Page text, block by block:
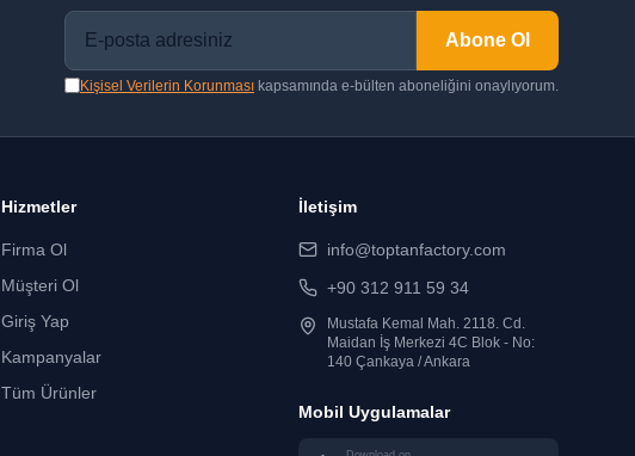
Abone Ol
Kişisel Verilerin Korunması kapsamında e-bülten aboneliğini onaylıyorum.
Hizmetler
Firma Ol
Müşteri Ol
Giriş Yap
Kampanyalar
Tüm Ürünler
İletişim
info@toptanfactory.com
+90 312 911 59 34
Mustafa Kemal Mah. 2118. Cd.
Maidan İş Merkezi 4C Blok - No:
140 Çankaya / Ankara
Mobil Uygulamalar